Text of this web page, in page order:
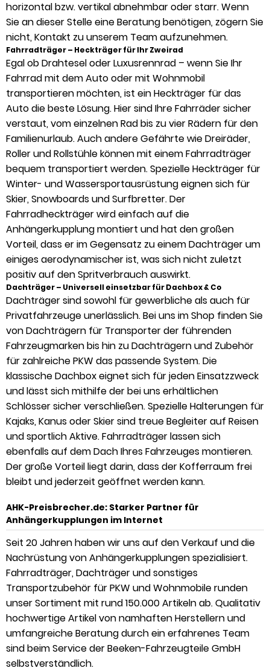
horizontal bzw. vertikal abnehmbar oder starr. Wenn
Sie an dieser Stelle eine Beratung benötigen, zögern Sie
nicht, Kontakt zu unserem Team aufzunehmen.
Fahrradträger – Heckträger für Ihr Zweirad
Egal ob Drahtesel oder Luxusrennrad – wenn Sie Ihr
Fahrrad mit dem Auto oder mit Wohnmobil
transportieren möchten, ist ein Heckträger für das
Auto die beste Lösung. Hier sind Ihre Fahrräder sicher
verstaut, vom einzelnen Rad bis zu vier Rädern für den
Familienurlaub. Auch andere Gefährte wie Dreiräder,
Roller und Rollstühle können mit einem Fahrradträger
bequem transportiert werden. Spezielle Heckträger für
Winter- und Wassersportausrüstung eignen sich für
Skier, Snowboards und Surfbretter. Der
Fahrradheckträger wird einfach auf die
Anhängerkupplung montiert und hat den großen
Vorteil, dass er im Gegensatz zu einem Dachträger um
einiges aerodynamischer ist, was sich nicht zuletzt
positiv auf den Spritverbrauch auswirkt.
Dachträger – Universell einsetzbar für Dachbox & Co
Dachträger sind sowohl für gewerbliche als auch für
Privatfahrzeuge unerlässlich. Bei uns im Shop finden Sie
von Dachträgern für Transporter der führenden
Fahrzeugmarken bis hin zu Dachträgern und Zubehör
für zahlreiche PKW das passende System. Die
klassische Dachbox eignet sich für jeden Einsatzzweck
und lässt sich mithilfe der bei uns erhältlichen
Schlösser sicher verschließen. Spezielle Halterungen für
Kajaks, Kanus oder Skier sind treue Begleiter auf Reisen
und sportlich Aktive. Fahrradträger lassen sich
ebenfalls auf dem Dach Ihres Fahrzeuges montieren.
Der große Vorteil liegt darin, dass der Kofferraum frei
bleibt und jederzeit geöffnet werden kann.
AHK-Preisbrecher.de: Starker Partner für
Anhängerkupplungen im Internet
Seit 20 Jahren haben wir uns auf den Verkauf und die
Nachrüstung von Anhängerkupplungen spezialisiert.
Fahrradträger, Dachträger und sonstiges
Transportzubehör für PKW und Wohnmobile runden
unser Sortiment mit rund 150.000 Artikeln ab. Qualitativ
hochwertige Artikel von namhaften Herstellern und
umfangreiche Beratung durch ein erfahrenes Team
sind beim Service der Beeken-Fahrzeugteile GmbH
selbstverständlich.